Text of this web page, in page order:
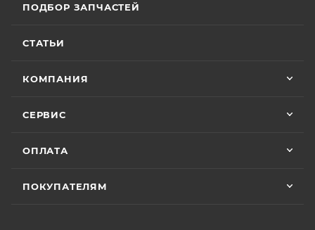
ПОДБОР ЗАПЧАСТЕЙ
СТАТЬИ
КОМПАНИЯ
СЕРВИС
ОПЛАТА
ПОКУПАТЕЛЯМ